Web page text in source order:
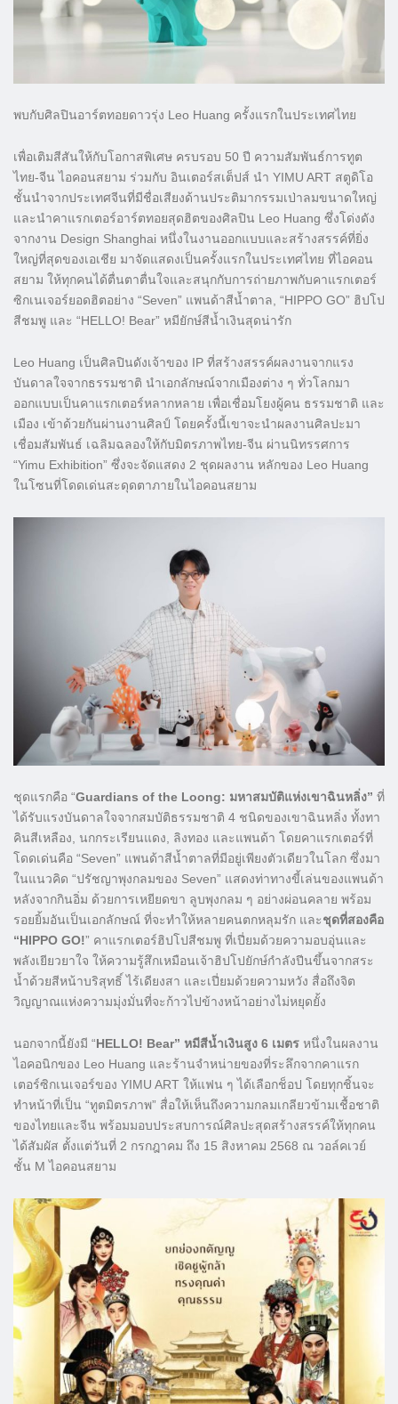
พบกับศิลปินอาร์ตทอยดาวรุ่ง Leo Huang ครั้งแรกในประเทศไทย
เพื่อเติมสีสันให้กับโอกาสพิเศษ ครบรอบ 50 ปี ความสัมพันธ์การทูต
ไทย-จีน ไอคอนสยาม ร่วมกับ อินเตอร์สเต็ปส์ นำ YIMU ART สตูดิโอ
ชั้นนำจากประเทศจีนที่มีชื่อเสียงด้านประติมากรรมเป่าลมขนาดใหญ่
และนำคาแรกเตอร์อาร์ตทอยสุดฮิตของศิลปิน Leo Huang ซึ่งโด่งดัง
จากงาน Design Shanghai หนึ่งในงานออกแบบและสร้างสรรค์ที่ยิ่ง
ใหญ่ที่สุดของเอเชีย มาจัดแสดงเป็นครั้งแรกในประเทศไทย ที่ไอคอน
สยาม ให้ทุกคนได้ตื่นตาตื่นใจและสนุกกับการถ่ายภาพกับคาแรกเตอร์
ซิกเนเจอร์ยอดฮิตอย่าง “Seven” แพนด้าสีน้ำตาล, “HIPPO GO” ฮิปโป
สีชมพู และ “HELLO! Bear” หมียักษ์สีน้ำเงินสุดน่ารัก
Leo Huang เป็นศิลปินดังเจ้าของ IP ที่สร้างสรรค์ผลงานจากแรง
บันดาลใจจากธรรมชาติ นำเอกลักษณ์จากเมืองต่าง ๆ ทั่วโลกมา
ออกแบบเป็นคาแรกเตอร์หลากหลาย เพื่อเชื่อมโยงผู้คน ธรรมชาติ และ
เมือง เข้าด้วยกันผ่านงานศิลป์ โดยครั้งนี้เขาจะนำผลงานศิลปะมา
เชื่อมสัมพันธ์ เฉลิมฉลองให้กับมิตรภาพไทย-จีน ผ่านนิทรรศการ
“Yimu Exhibition” ซึ่งจะจัดแสดง 2 ชุดผลงาน หลักของ Leo Huang
ในโซนที่โดดเด่นสะดุดตาภายในไอคอนสยาม
ชุดแรกคือ “Guardians of the Loong: มหาสมบัติแห่งเขาฉินหลิ่ง” ที่
ได้รับแรงบันดาลใจจากสมบัติธรรมชาติ 4 ชนิดของเขาฉินหลิ่ง ทั้งทา
คินสีเหลือง, นกกระเรียนแดง, ลิงทอง และแพนด้า โดยคาแรกเตอร์ที่
โดดเด่นคือ “Seven” แพนด้าสีน้ำตาลที่มีอยู่เพียงตัวเดียวในโลก ซึ่งมา
ในแนวคิด “ปรัชญาพุงกลมของ Seven” แสดงท่าทางขี้เล่นของแพนด้า
หลังจากกินอิ่ม ด้วยการเหยียดขา ลูบพุงกลม ๆ อย่างผ่อนคลาย พร้อม
รอยยิ้มอันเป็นเอกลักษณ์ ที่จะทำให้หลายคนตกหลุมรัก และชุดที่สองคือ
“HIPPO GO!” คาแรกเตอร์ฮิปโปสีชมพู ที่เปี่ยมด้วยความอบอุ่นและ
พลังเยียวยาใจ ให้ความรู้สึกเหมือนเจ้าฮิปโปยักษ์กำลังปีนขึ้นจากสระ
น้ำด้วยสีหน้าบริสุทธิ์ ไร้เดียงสา และเปี่ยมด้วยความหวัง สื่อถึงจิต
วิญญาณแห่งความมุ่งมั่นที่จะก้าวไปข้างหน้าอย่างไม่หยุดยั้ง
นอกจากนี้ยังมี “HELLO! Bear” หมีสีน้ำเงินสูง 6 เมตร หนึ่งในผลงาน
ไอคอนิกของ Leo Huang และร้านจำหน่ายของที่ระลึกจากคาแรก
เตอร์ซิกเนเจอร์ของ YIMU ART ให้แฟน ๆ ได้เลือกช็อป โดยทุกชิ้นจะ
ทำหน้าที่เป็น “ทูตมิตรภาพ” สื่อให้เห็นถึงความกลมเกลียวข้ามเชื้อชาติ
ของไทยและจีน พร้อมมอบประสบการณ์ศิลปะสุดสร้างสรรค์ให้ทุกคน
ได้สัมผัส ตั้งแต่วันที่ 2 กรกฎาคม ถึง 15 สิงหาคม 2568 ณ วอล์คเวย์
ชั้น M ไอคอนสยาม